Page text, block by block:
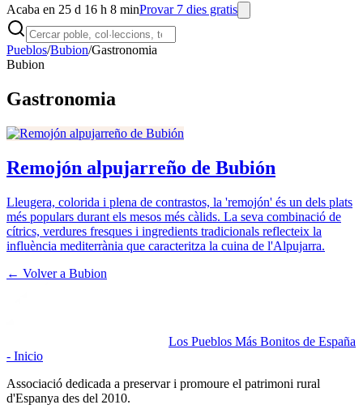
Acaba en 25 d 16 h 8 minProvar 7 dies gratis
Pueblos/Bubion/Gastronomia
Bubion
Gastronomia
Remojón alpujarreño de Bubión
Lleugera, colorida i plena de contrastos, la 'remojón' és un dels plats
més populars durant els mesos més càlids. La seva combinació de
cítrics, verdures fresques i ingredients tradicionals reflecteix la
influència mediterrània que caracteritza la cuina de l'Alpujarra.
← Volver a Bubion
Los Pueblos Más Bonitos de España
- Inicio
Associació dedicada a preservar i promoure el patrimoni rural
d'Espanya des del 2010.